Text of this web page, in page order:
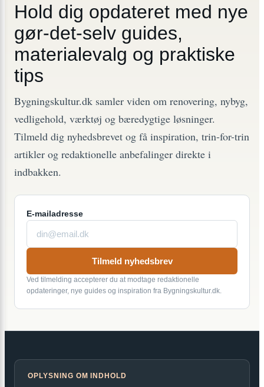
Hold dig opdateret med nye
gør-det-selv guides,
materialevalg og praktiske
tips
Bygningskultur.dk samler viden om renovering, nybyg,
vedligehold, værktøj og bæredygtige løsninger.
Tilmeld dig nyhedsbrevet og få inspiration, trin-for-trin
artikler og redaktionelle anbefalinger direkte i
indbakken.
E-mailadresse
Tilmeld nyhedsbrev
Ved tilmelding accepterer du at modtage redaktionelle
opdateringer, nye guides og inspiration fra Bygningskultur.dk.
OPLYSNING OM INDHOLD